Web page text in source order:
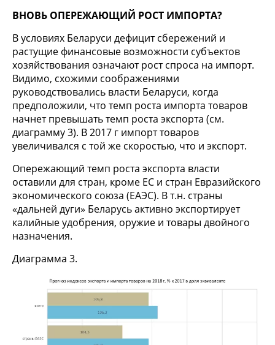
ВНОВЬ ОПЕРЕЖАЮЩИЙ РОСТ ИМПОРТА?
В условиях Беларуси дефицит сбережений и
растущие финансовые возможности субъектов
хозяйствования означают рост спроса на импорт.
Видимо, схожими соображениями
руководствовались власти Беларуси, когда
предположили, что темп роста импорта товаров
начнет превышать темп роста экспорта (см.
диаграмму 3). В 2017 г импорт товаров
увеличивался с той же скоростью, что и экспорт.
Опережающий темп роста экспорта власти
оставили для стран, кроме ЕС и стран Евразийского
экономического союза (ЕАЭС). В т.н. страны
«дальней дуги» Беларусь активно экспортирует
калийные удобрения, оружие и товары двойного
назначения.
Диаграмма 3.